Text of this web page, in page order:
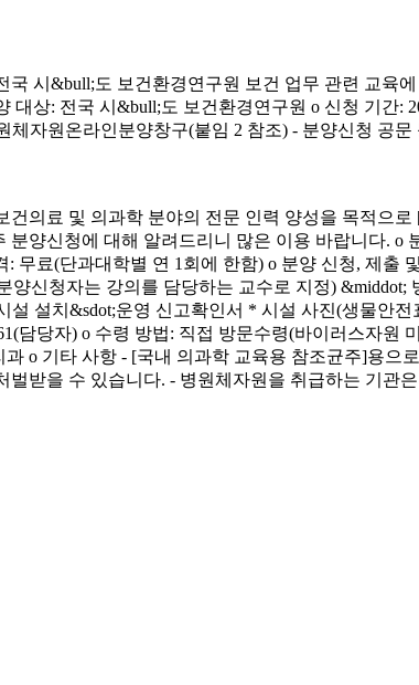
시&bull;도 보건환경연구원 보건 업무 관련 교육
상: 전국 시&bull;도 보건환경연구원 o 신청 기간:
체자원온라인분양창구(붙임 2 참조) - 분양신청 공
의료 및 의과학 분야의 전문 인력 양성을 목적으
양신청에 대해 알려드리니 많은 이용 바랍니다. o
: 무료(단과대학별 연 1회에 한함) o 분양 신청, 제
신청자는 강의를 담당하는 교수로 지정)
설치&sdot;운영 신고확인서 * 시설 사진(생물안
담당자) o 수령 방법: 직접 방문수령(바이러스자
o 기타 사항 - [국내 의과학 교육용 참조균주]용
받을 수 있습니다. - 병원체자원을 취급하는 기관